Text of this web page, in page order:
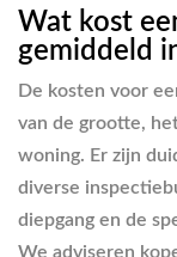
Wat kost
gemiddeld
De kosten voor
van de grootte,
woning. Er zijn
diverse
diepgang en de
We adviseren